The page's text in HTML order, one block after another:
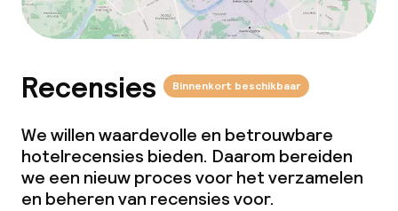
Recensies Binnenkort beschikbaar
We willen waardevolle en betrouwbare
hotelrecensies bieden. Daarom bereiden
we een nieuw proces voor het verzamelen
en beheren van recensies voor.